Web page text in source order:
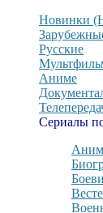
Новинки
Русские
Аниме
Сериалы